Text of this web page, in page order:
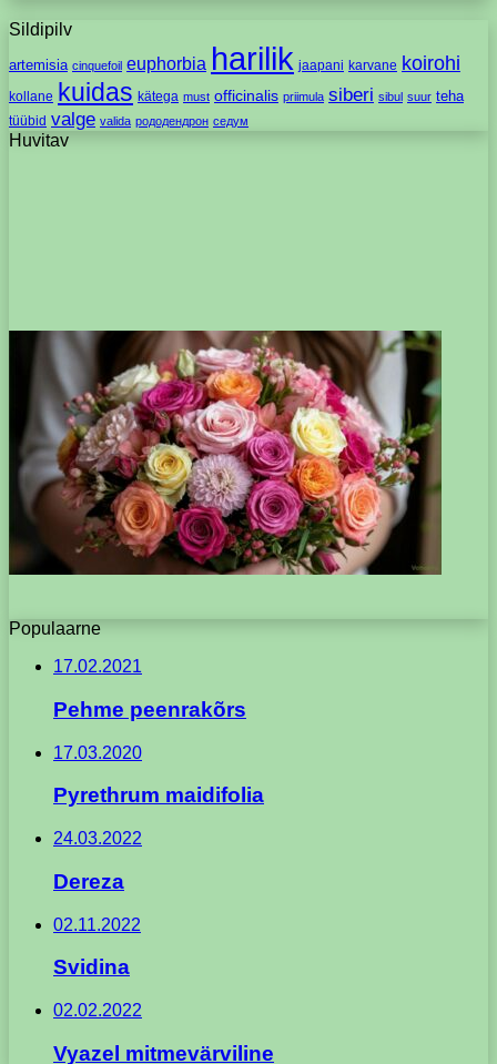
Sildipilv
artemisia cinquefoil euphorbia harilik jaapani karvane koirohi
kollane kuidas kätega must officinalis priimula siberi sibul suur teha
tüübid valge valida рододендрон седум
Huvitav
Populaarne
17.02.2021
Pehme peenrakõrs
17.03.2020
Pyrethrum maidifolia
24.03.2022
Dereza
02.11.2022
Svidina
02.02.2022
Vyazel mitmevärviline